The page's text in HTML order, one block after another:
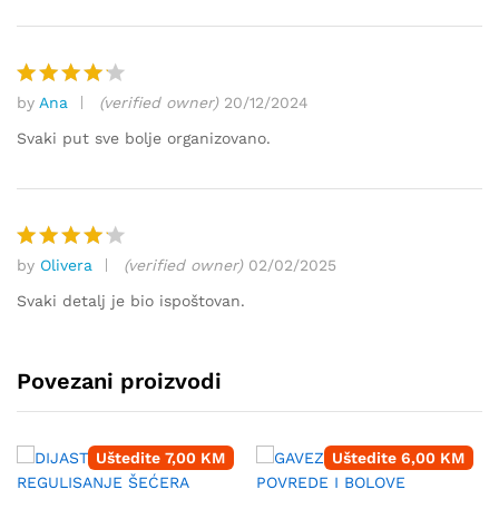
Ocjenjen
o4od
by Ana (verified owner) 20/12/2024
Svaki put sve bolje organizovano.
Ocjenjen
o4od
by Olivera (verified owner) 02/02/2025
Svaki detalj je bio ispoštovan.
Povezani proizvodi
Uštedite 7,00 KM Uštedite 6,00 KM